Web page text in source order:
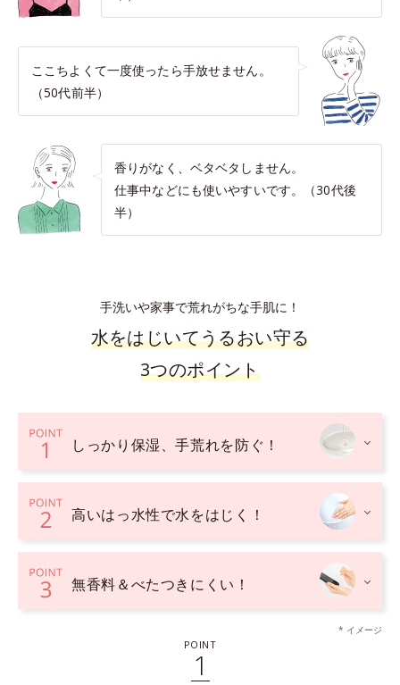
ここちよくて一度使ったら手放せません。
（50代前半）
香りがなく、ベタベタしません。
仕事中などにも使いやすいです。（30代後
半）
手洗いや家事で荒れがちな手肌に！
水をはじいてうるおい守る
3つのポイント
しっかり保湿、手荒れを防ぐ！
高いはっ水性で水をはじく！
無香料＆べたつきにくい！
* イメージ
POINT
1